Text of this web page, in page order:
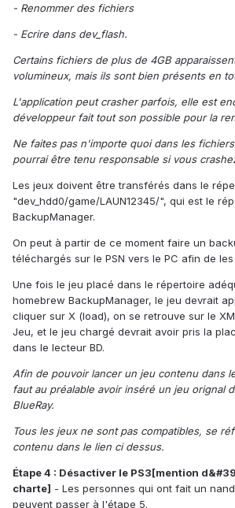
- Renommer des fichiers
- Ecrire dans dev_flash.
Certains fichiers de plus de 4GB
volumineux, mais ils sont bien présents en
L'application peut crasher parfois, elle est
développeur fait tout son possible pour la
Ne faites pas n'importe quoi dans les
pourrai être tenu responsable si vous
Les jeux doivent être transférés dans le
"dev_hdd0/game/LAUN12345/", qui est le
BackupManager.
On peut à partir de ce moment faire un
téléchargés sur le PSN vers le PC afin de
Une fois le jeu placé dans le répertoire
homebrew BackupManager, le jeu devrait
cliquer sur X (load), on se retrouve sur le
Jeu, et le jeu chargé devrait avoir pris la
dans le lecteur BD.
Afin de pouvoir lancer un jeu contenu dans
faut au préalable avoir inséré un jeu orignal
BlueRay.
Tous les jeux ne sont pas compatibles, se
contenu dans le lien ci dessus.
Étape 4 : Désactiver le PS3[mention
charte] - Les personnes qui ont fait un
peuvent passer à l'étape 5.